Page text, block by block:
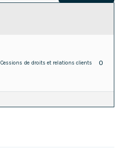
Cessions de droits et relations clients 0